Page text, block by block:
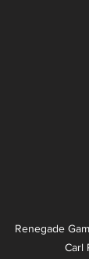
Renegade
Carl